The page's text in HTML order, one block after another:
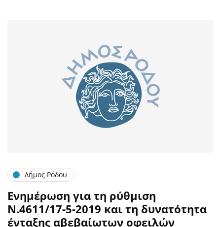
Δήμος Ρόδου
Ενημέρωση για τη ρύθμιση
Ν.4611/17-5-2019 και τη δυνατότητα
ένταξης αβεβαίωτων οφειλών